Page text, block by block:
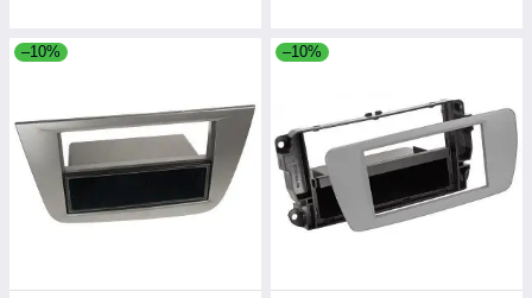
–10% –10%